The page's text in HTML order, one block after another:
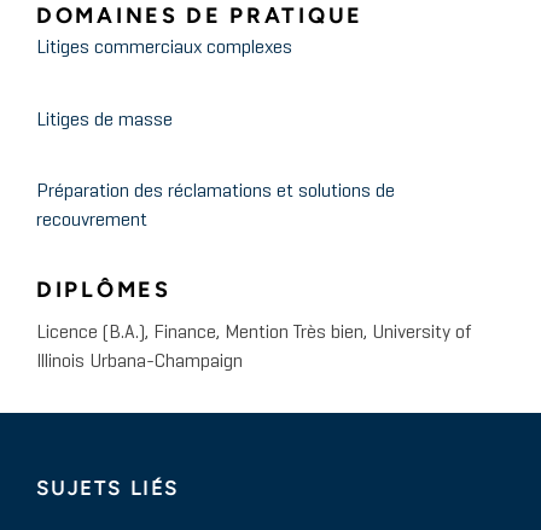
DOMAINES DE PRATIQUE
Litiges commerciaux complexes
Litiges de masse
Préparation des réclamations et solutions de
recouvrement
DIPLÔMES
Licence (B.A.), Finance, Mention Très bien, University of
Illinois Urbana-Champaign
SUJETS LIÉS